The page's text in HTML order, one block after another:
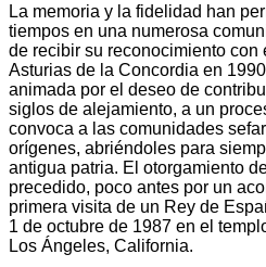
La memoria y la fidelidad han
tiempos en una numerosa
de recibir su reconocimiento con
Asturias de la Concordia en
animada por el deseo de
siglos de alejamiento, a un
convoca a las comunidades
orígenes, abriéndoles para
antigua patria. El otorgamiento
precedido, poco antes por un
primera visita de un Rey de
1 de octubre de 1987 en el
Los Ángeles, California.